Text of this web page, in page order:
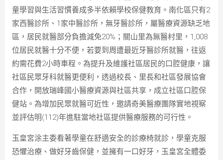
童學習與生活習慣養成多半依賴學校保健教育。南化區只有2
家西醫診所、1家中醫診所，無牙醫診所，屬醫療資源缺乏地
區，居民就醫部分負擔減免20%；關山里為無醫村里，1,008
位居民就醫十分不便，若要到周遭最近牙醫診所就醫，往返
約需花費2小時車程。為提升及維護社區居民的口腔健康，讓
社區民眾牙科就醫更便利，透過校長、里長和社區發展協會
合作，開放瑞峰國小醫療資源與社區共享，成立社區口腔保
健站。為增加民眾就醫可近性，邀請奇美醫療團隊實地視察
並評估明(112)年進駐當地社區提供醫療服務的可行性。
玉皇宮涂主委看著學童在舒適安全的診療椅就診，學童克服
恐懼治療、做好牙齒保健，並擁有一口好牙，玉皇宮全體委